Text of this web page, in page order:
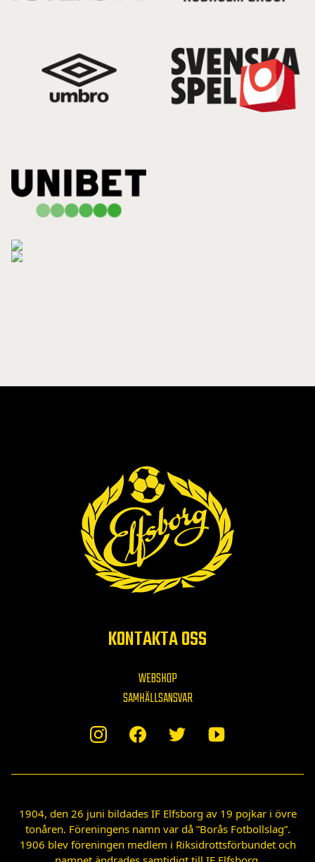
KONTAKTA OSS
WEBSHOP
SAMHÄLLSANSVAR
1904, den 26 juni bildades IF Elfsborg av 19 pojkar i övre
tonåren. Föreningens namn var då ”Borås Fotbollslag”.
1906 blev föreningen medlem i Riksidrottsförbundet och